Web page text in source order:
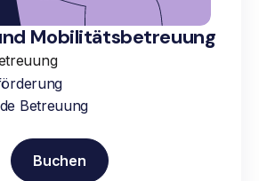
Mobilitätsbetreuung
Betreuung
Buchen